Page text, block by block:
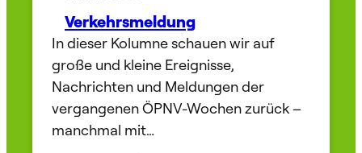
Verkehrsmeldung
In dieser Kolumne schauen wir auf
große und kleine Ereignisse,
Nachrichten und Meldungen der
vergangenen ÖPNV-Wochen zurück –
manchmal mit…